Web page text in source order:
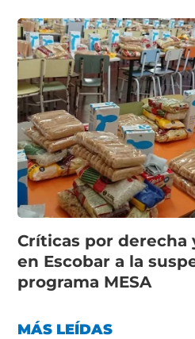
Críticas por derecha
en Escobar a la
programa MESA
MÁS LEÍDAS